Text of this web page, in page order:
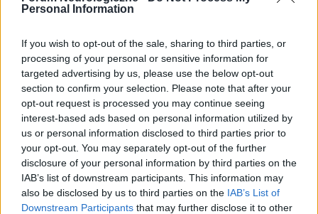
Personal Information
If you wish to opt-out of the sale, sharing to third parties, or
processing of your personal or sensitive information for
targeted advertising by us, please use the below opt-out
section to confirm your selection. Please note that after your
opt-out request is processed you may continue seeing
interest-based ads based on personal information utilized by
us or personal information disclosed to third parties prior to
your opt-out. You may separately opt-out of the further
disclosure of your personal information by third parties on the
IAB’s list of downstream participants. This information may
also be disclosed by us to third parties on the IAB’s List of
Downstream Participants that may further disclose it to other
CHOROBA PARKINSONA
HCV a zwiększone ryzyko choroby Parkinsona
‹ ›